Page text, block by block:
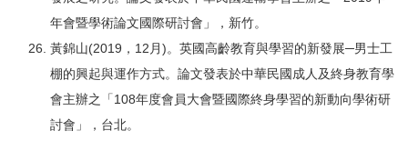
年會暨學術論文國際研討會」，新竹。
黃錦山(2019，12月)。英國高齡教育與學習的新發展─男士工
棚的興起與運作方式。論文發表於中華民國成人及終身教育學
會主辦之「108年度會員大會暨國際終身學習的新動向學術研
討會」，台北。